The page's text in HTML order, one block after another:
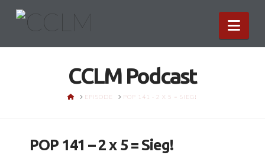
CCLM Podcast
HOMEEPISODE POP 141 - 2 X 5 = SIEG!
POP 141 – 2 x 5 = Sieg!